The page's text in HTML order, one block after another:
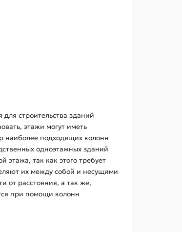
строительства зданий
этажи могут иметь
наиболее подходящих колонн
одноэтажных зданий
этажа, так как этого требует
их между собой и несущими
от расстояния, а так же,
при помощи колонн